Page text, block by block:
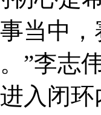
当中
”李志
入闭